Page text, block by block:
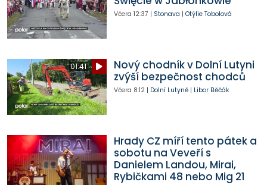
Včera 12:37 | Stonava | Otýlie Tobolová
01:41
Nový chodník v Dolní Lutyni
zvýší bezpečnost chodců
Včera 8:12| Dolní Lutyně| Libor Běčák
Hrady CZ míří tento pátek a
sobotu na Veveří s
Danielem Landou, Mirai,
Rybičkami 48 nebo Mig 21